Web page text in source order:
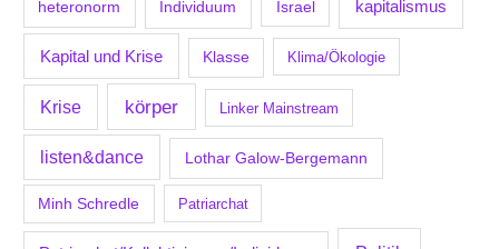
heteronorm Individuum Israel kapitalismus
Kapital und Krise Klasse Klima/Ökologie
Krise körper Linker Mainstream
listen&dance Lothar Galow-Bergemann
Minh Schredle Patriarchat